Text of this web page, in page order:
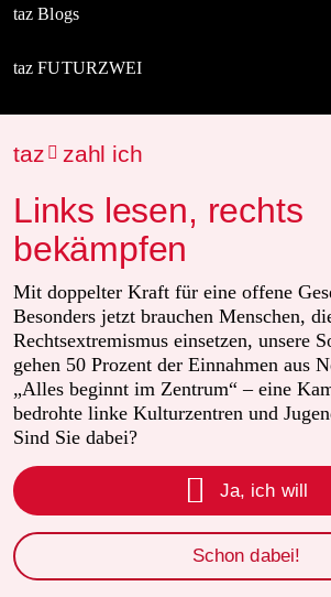
taz Blogs
taz FUTURZWEI
Mehr taz Angebote
Reisen
Kantine
Anzeigen
taz  zahl ich
Links lesen, rechts
bekämpfen
Mit doppelter Kraft für eine offene
Besonders jetzt brauchen Menschen,
Rechtsextremismus einsetzen, unsere
gehen 50 Prozent der Einnahmen aus
„Alles beginnt im Zentrum“ – eine
bedrohte linke Kulturzentren und
Sind Sie dabei?
 Ja, ich will
Schon dabei!